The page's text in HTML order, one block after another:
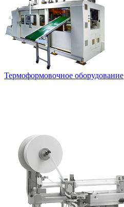
Термоформовочное оборудование